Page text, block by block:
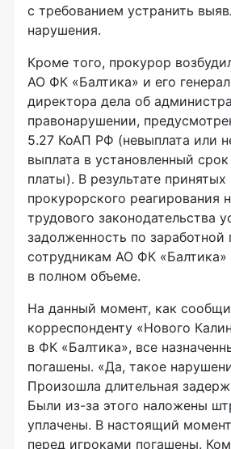
с требованием устранить
нарушения.
Кроме того, прокурор
АО ФК «Балтика» и его
директора дела об
правонарушении,
5.27 КоАП РФ (невыплата или
выплата в установленный
платы). В результате
прокурорского реагирования
трудового законодательства
задолженность по заработной
сотрудникам АО ФК «Балтика»
в полном объеме.
На данный момент, как
корреспонденту «Нового
в ФК «Балтика», все
погашены. «Да, такое
Произошла длительная
Были из-за этого наложены
уплачены. В настоящий
перед игроками погашены.